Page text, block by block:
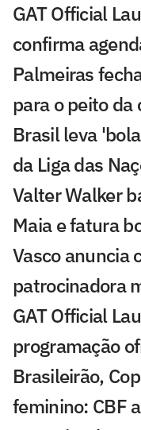
GAT Official
confirma
Palmeiras
para o peito da
Brasil leva
da Liga das
Valter Walker
Maia e fatura
Vasco anuncia
patrocinadora
GAT Official
programação
Brasileirão,
feminino: CBF